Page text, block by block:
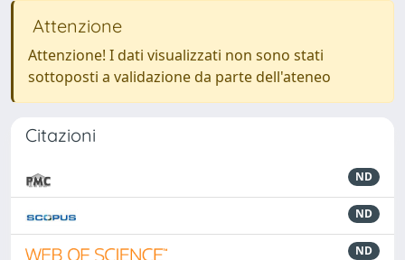
Attenzione
Attenzione! I dati visualizzati non sono stati
sottoposti a validazione da parte dell'ateneo
Citazioni
ND
ND
ND